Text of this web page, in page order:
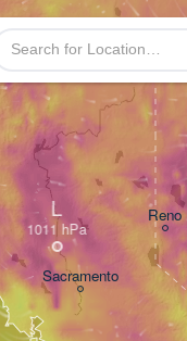
Reno
Sacramento
L